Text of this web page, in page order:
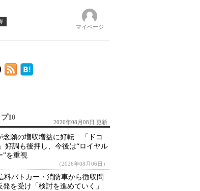
マイページ
10
2026年08月08日 更新
念願の増収増益に好転 「ドコ
好調も後押し、今後は“ロイヤル
”を重視
（2026年08月06日）
料パトカー・消防車から徴収問
発を受け「検討を進めていく」